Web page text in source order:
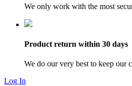
We only work with the most
Product return within 30 days
We do our very best to keep our
Log In